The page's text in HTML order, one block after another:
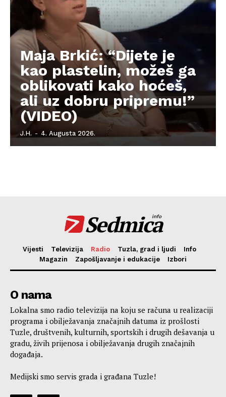
Maja Brkić: “Dijete je
kao plastelin, možeš ga
oblikovati kako hoćeš,
ali uz dobru pripremu!”
(VIDEO)
J.H. - 4. Augusta 2026.
Sedmica
info
Vijesti Televizija Radio Tuzla, grad i ljudi
Info
Magazin
Zapošljavanje i edukacije Izbori
O nama
Lokalna smo radio televizija na koju se računa u realizaciji
programa i obilježavanja značajnih datuma iz prošlosti
Tuzle, društvenih, kulturnih, sportskih i drugih dešavanja u
gradu, živih prijenosa i obilježavanja drugih značajnih
događaja.
Medijski smo servis grada i građana Tuzle!